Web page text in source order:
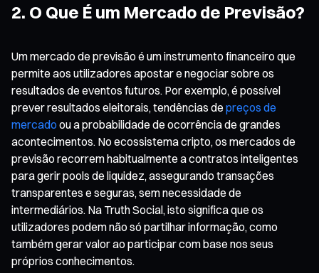
2. O Que É um Mercado de Previsão?
Um mercado de previsão é um instrumento financeiro que
permite aos utilizadores apostar e negociar sobre os
resultados de eventos futuros. Por exemplo, é possível
prever resultados eleitorais, tendências de preços de
mercadoou a probabilidade de ocorrência de grandes
acontecimentos. No ecossistema cripto, os mercados de
previsão recorrem habitualmente a contratos inteligentes
para gerir pools de liquidez, assegurando transações
transparentes e seguras, sem necessidade de
intermediários. Na Truth Social, isto significa que os
utilizadores podem não só partilhar informação, como
também gerar valor ao participar com base nos seus
próprios conhecimentos.